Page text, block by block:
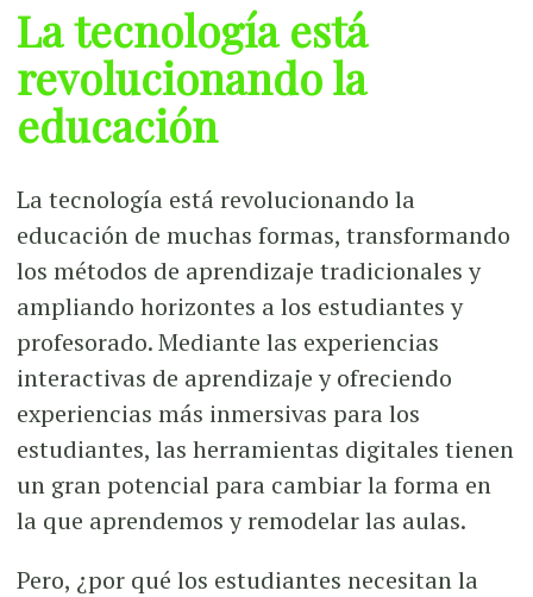
La tecnología está
revolucionando la
educación
La tecnología está revolucionando la
educación de muchas formas, transformando
los métodos de aprendizaje tradicionales y
ampliando horizontes a los estudiantes y
profesorado. Mediante las experiencias
interactivas de aprendizaje y ofreciendo
experiencias más inmersivas para los
estudiantes, las herramientas digitales tienen
un gran potencial para cambiar la forma en
la que aprendemos y remodelar las aulas.
Pero, ¿por qué los estudiantes necesitan la